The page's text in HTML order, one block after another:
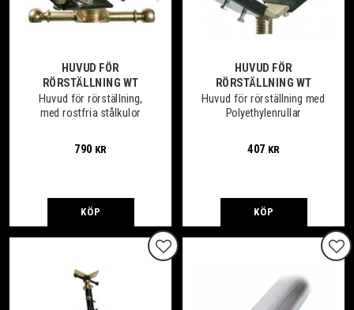
HUVUD FÖR
RÖRSTÄLLNING WT
Huvud för rörställning,
med rostfria stålkulor
790 KR
KÖP
HUVUD FÖR
RÖRSTÄLLNING WT
Huvud för rörställning med
Polyethylenrullar
407 KR
KÖP
Lägg till i favoriter